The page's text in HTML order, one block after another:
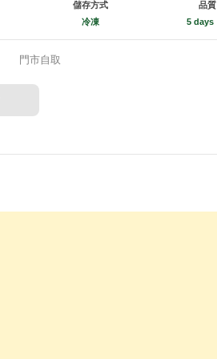
儲存方式
冷凍
品質
5 days
門市自取